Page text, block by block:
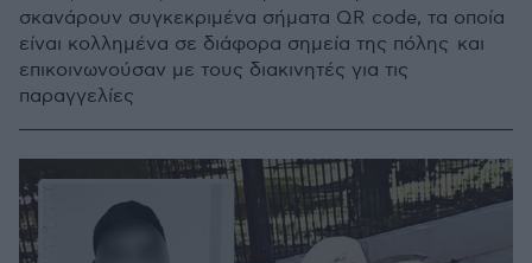
σκανάρουν συγκεκριμένα σήματα QR code, τα οποία
είναι κολλημένα σε διάφορα σημεία της πόλης και
επικοινωνούσαν με τους διακινητές για τις
παραγγελίες